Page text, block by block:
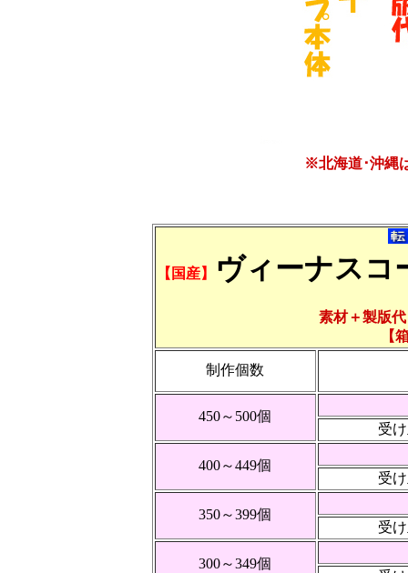
※北海道･沖縄
【国産】 ヴィーナスコ
素材＋製版
【
制作個数
450～500個
受
400～449個
受
350～399個
受
300～349個